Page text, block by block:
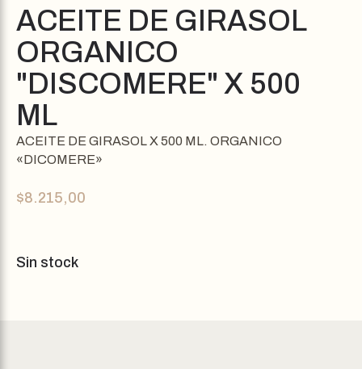
ACEITE DE GIRASOL
ORGANICO
"DISCOMERE" X 500
ML
ACEITE DE GIRASOL X 500 ML. ORGANICO
«DICOMERE»
$8.215,00
Sin stock